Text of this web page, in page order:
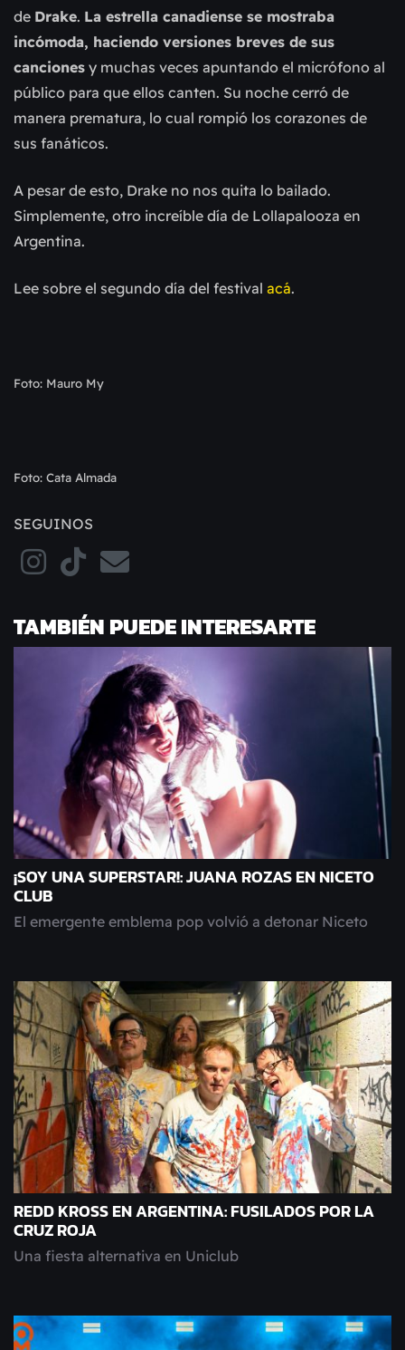
de Drake. La estrella canadiense se mostraba
incómoda, haciendo versiones breves de sus
canciones y muchas veces apuntando el micrófono al
público para que ellos canten. Su noche cerró de
manera prematura, lo cual rompió los corazones de
sus fanáticos.
A pesar de esto, Drake no nos quita lo bailado.
Simplemente, otro increíble día de Lollapalooza en
Argentina.
Lee sobre el segundo día del festival acá.
Foto: Mauro My
Foto: Cata Almada
SEGUINOS
TAMBIÉN PUEDE INTERESARTE
¡SOY UNA SUPERSTAR!: JUANA ROZAS EN NICETO
CLUB
El emergente emblema pop volvió a detonar Niceto
REDD KROSS EN ARGENTINA: FUSILADOS POR LA
CRUZ ROJA
Una fiesta alternativa en Uniclub